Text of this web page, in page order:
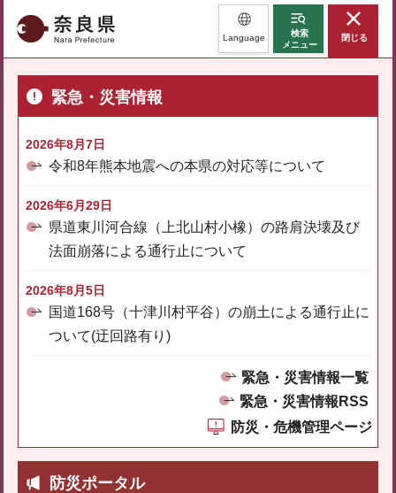
奈良県 Language
検索
メニュー
閉じる
緊急・災害情報
2026年8月7日
令和8年熊本地震への本県の対応等について
2026年6月29日
県道東川河合線（上北山村小橡）の路肩決壊及び
法面崩落による通行止について
2026年8月5日
国道168号（十津川村平谷）の崩土による通行止に
ついて(迂回路有り)
緊急・災害情報一覧
緊急・災害情報RSS
防災・危機管理ページ
防災ポータル